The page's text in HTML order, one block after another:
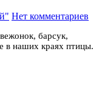
Нет комментариев
барсук,
в наших краях птицы.